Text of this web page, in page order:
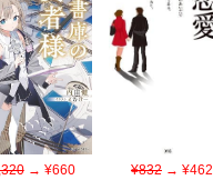
→ ¥660 ¥832→ ¥462